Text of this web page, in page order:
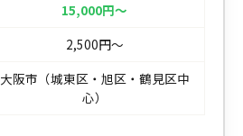
15,000円〜
2,500円〜
大阪市（城東区・旭区・鶴見区中
心）